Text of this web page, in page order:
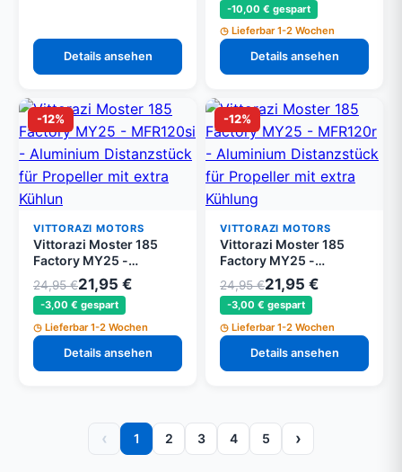
Details ansehen
mit Gummi
Distanzstück
-10,00 € gespart
Lieferbar 1-2 Wochen
Details ansehen
-12%
VITTORAZI MOTORS
Vittorazi Moster 185
Factory MY25 -
MFR120si - Aluminium
Distanzstück für
Propeller mit extra
Kühlung, Silber
24,95 €21,95 €
-3,00 € gespart
Lieferbar 1-2 Wochen
Details ansehen
-12%
VITTORAZI MOTORS
Vittorazi Moster 185
Factory MY25 -
MFR120r - Aluminium
Distanzstück für
Propeller mit extra
Kühlung, rot
24,95 €21,95 €
-3,00 € gespart
Lieferbar 1-2 Wochen
Details ansehen
‹ 1 2 3 4 5 ›